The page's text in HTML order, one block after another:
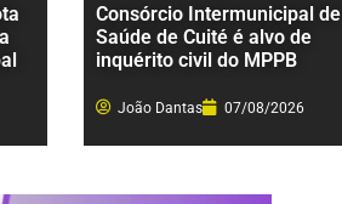
Consórcio Intermunicipal de
Saúde de Cuité é alvo de
inquérito civil do MPPB
João Dantas 07/08/2026